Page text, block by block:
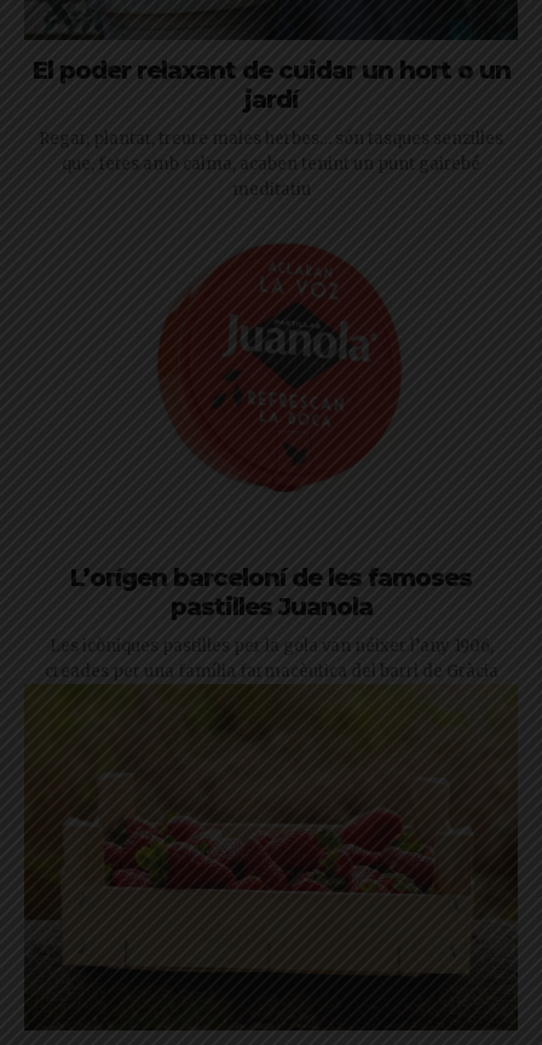
El poder relaxant de cuidar un hort o un
jardí
Regar, plantar, treure males herbes… són tasques senzilles
que, fetes amb calma, acaben tenint un punt gairebé
meditatiu
L’orígen barceloní de les famoses
pastilles Juanola
Les icòniques pastilles per la gola van néixer l’any 1906,
creades per una família farmacèutica del barri de Gràcia